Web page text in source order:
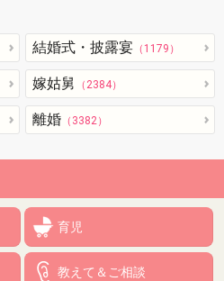
結婚式・披露宴 （1179）
嫁姑舅 （2384）
離婚 （3382）
育児
教えて＆ご相談